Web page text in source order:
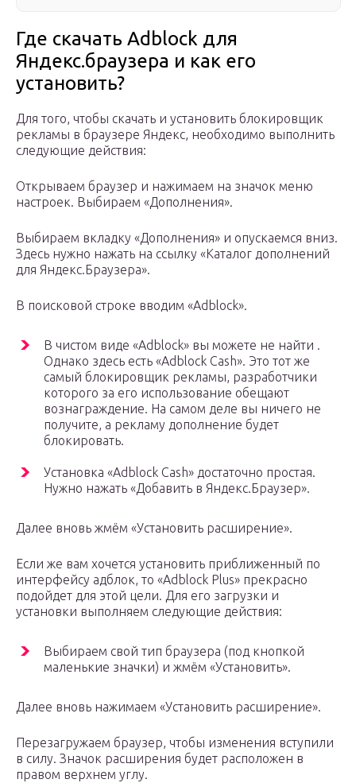
Где скачать Adblock для
Яндекс.браузера и как его
установить?
Для того, чтобы скачать и установить блокировщик
рекламы в браузере Яндекс, необходимо выполнить
следующие действия:
Открываем браузер и нажимаем на значок меню
настроек. Выбираем «Дополнения».
Выбираем вкладку «Дополнения» и опускаемся вниз.
Здесь нужно нажать на ссылку «Каталог дополнений
для Яндекс.Браузера».
В поисковой строке вводим «Adblock».
В чистом виде «Adblock» вы можете не найти .
Однако здесь есть «Adblock Cash». Это тот же
самый блокировщик рекламы, разработчики
которого за его использование обещают
вознаграждение. На самом деле вы ничего не
получите, а рекламу дополнение будет
блокировать.
Установка «Adblock Cash» достаточно простая.
Нужно нажать «Добавить в Яндекс.Браузер».
Далее вновь жмём «Установить расширение».
Если же вам хочется установить приближенный по
интерфейсу адблок, то «Adblock Plus» прекрасно
подойдет для этой цели. Для его загрузки и
установки выполняем следующие действия:
Выбираем свой тип браузера (под кнопкой
маленькие значки) и жмём «Установить».
Далее вновь нажимаем «Установить расширение».
Перезагружаем браузер, чтобы изменения вступили
в силу. Значок расширения будет расположен в
правом верхнем углу.